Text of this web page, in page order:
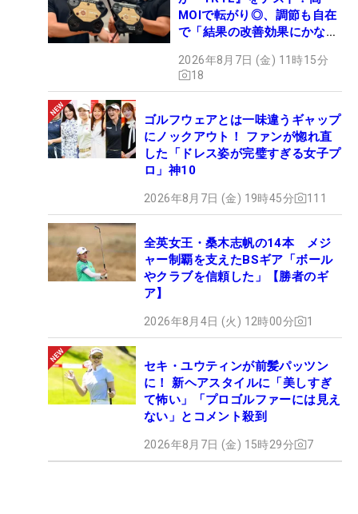
MOIで転がり◎、調節も自在
で「結果の改善効果にかなり
2026年8月7日 (金) 11時15分
18
ゴルフウェアとは一味違うギャップ
にノックアウト！ ファンが惚れ直
した「ドレス姿が完璧すぎる女子プ
ロ」神10
2026年8月7日 (金) 19時45分 111
全英女王・桑木志帆の14本 メジ
ャー制覇を支えたBSギア「ボール
やクラブを信頼した」【勝者のギ
ア】
2026年8月4日 (火) 12時00分 1
セキ・ユウティンが前髪パッツン
に！ 新ヘアスタイルに「美しすぎ
て怖い」「プロゴルファーには見え
ない」とコメント殺到
2026年8月7日 (金) 15時29分 7